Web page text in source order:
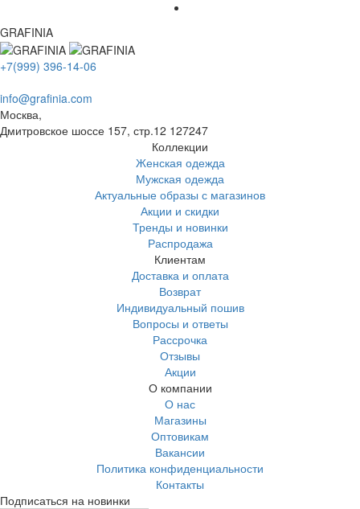
GRAFINIA
+7(999) 396-14-06
info@grafinia.com
Москва,
Дмитровское шоссе 157, стр.12 127247
Коллекции
Женская одежда
Мужская одежда
Актуальные образы с магазинов
Акции и скидки
Тренды и новинки
Распродажа
Клиентам
Доставка и оплата
Возврат
Индивидуальный пошив
Вопросы и ответы
Рассрочка
Отзывы
Акции
О компании
О нас
Магазины
Оптовикам
Вакансии
Политика конфиденциальности
Контакты
Подписаться на новинки